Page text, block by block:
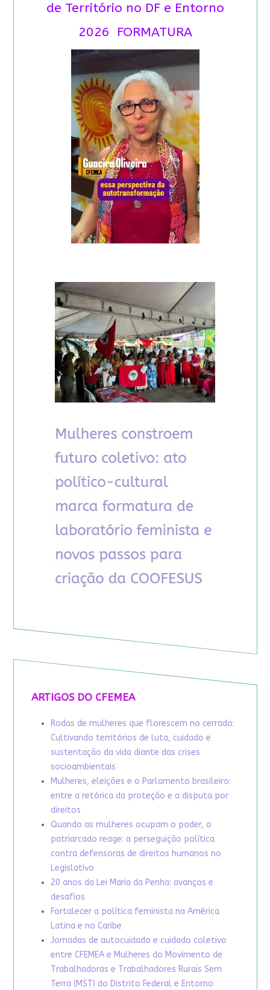
de Território no DF e Entorno
2026 FORMATURA
ARTIGOS DO CFEMEA
Rodas de mulheres que florescem no cerrado:
Cultivando territórios de luta, cuidado e
sustentação da vida diante das crises
socioambientais
Mulheres, eleições e o Parlamento brasileiro:
entre a retórica da proteção e a disputa por
direitos
Quando as mulheres ocupam o poder, o
patriarcado reage: a perseguição política
contra defensoras de direitos humanos no
Legislativo
20 anos da Lei Maria da Penha: avanços e
desafios
Fortalecer a política feminista na América
Latina e no Caribe
Jornadas de autocuidado e cuidado coletivo
entre CFEMEA e Mulheres do Movimento de
Trabalhadoras e Trabalhadores Rurais Sem
Terra (MST) do Distrito Federal e Entorno